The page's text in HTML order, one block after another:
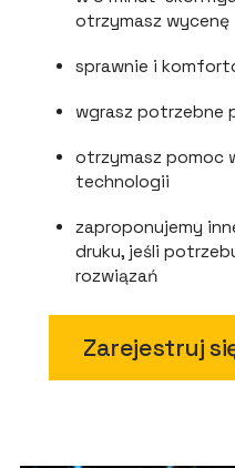
otrzymasz wycenę
sprawnie i
wgrasz potrzebne
otrzymasz pomoc
technologii
zaproponujemy
druku, jeśli
rozwiązań
Zarejestruj